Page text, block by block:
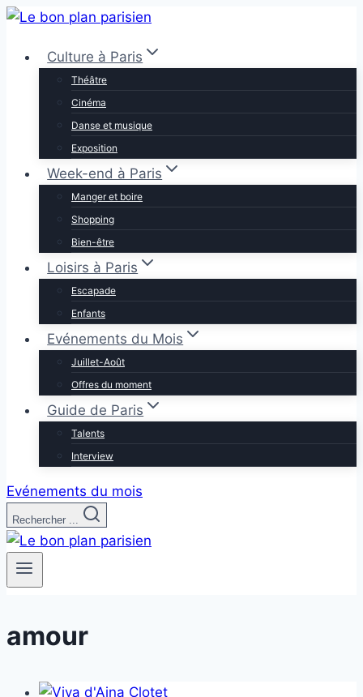
Aller
contenuCulture à Paris
Théâtre
Cinéma
Danse et musique
Exposition
Week-end à Paris
Manger et boire
Shopping
Bien-être
Loisirs à Paris
Escapade
Enfants
Evénements du Mois
Juillet-Août
Offres du moment
Guide de Paris
Talents
Interview
Evénements du mois
Rechercher ...
amour